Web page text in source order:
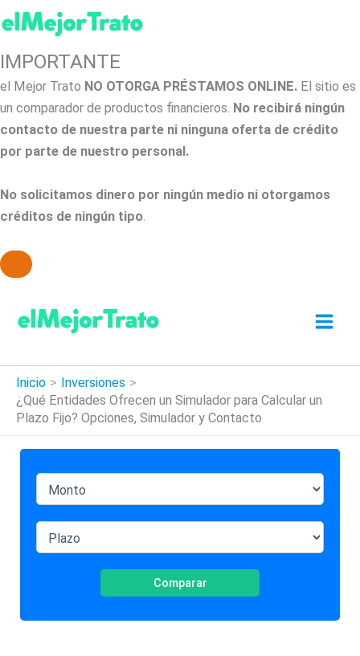
IMPORTANTE
el Mejor Trato NO OTORGA PRÉSTAMOS ONLINE. El sitio es
un comparador de productos financieros. No recibirá ningún
contacto de nuestra parte ni ninguna oferta de crédito
por parte de nuestro personal.
No solicitamos dinero por ningún medio ni otorgamos
créditos de ningún tipo.
contenido
Inicio
Inversiones
¿Qué Entidades Ofrecen un Simulador para Calcular un
Plazo Fijo? Opciones, Simulador y Contacto
Comparar